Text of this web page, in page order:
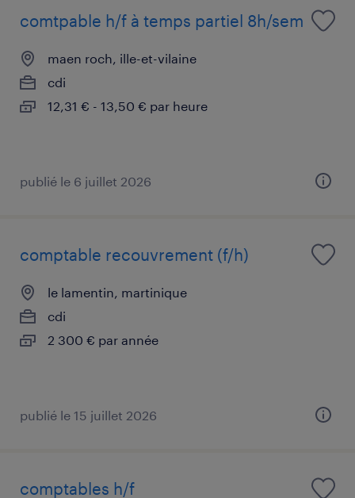
comtpable h/f à temps partiel 8h/sem
maen roch, ille-et-vilaine
cdi
12,31 € - 13,50 € par heure
publié le 6 juillet 2026
comptable recouvrement (f/h)
le lamentin, martinique
cdi
2 300 € par année
publié le 15 juillet 2026
comptables h/f